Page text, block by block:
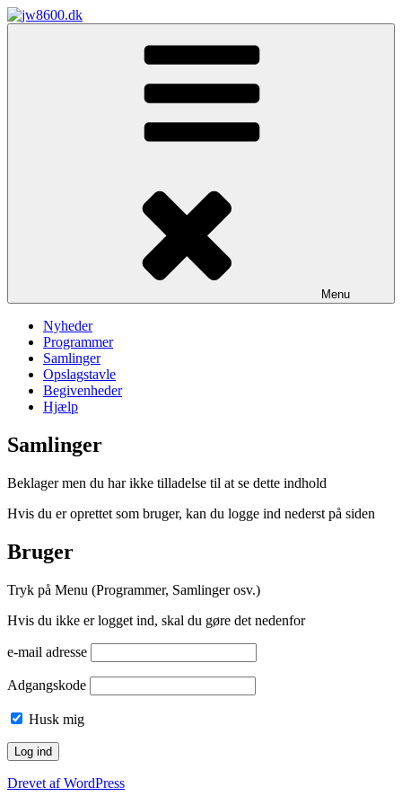
Videre
til
Menu
Nyheder
Programmer
Samlinger
Opslagstavle
Begivenheder
Hjælp
Samlinger
Beklager men du har ikke tilladelse til at se dette indhold
Hvis du er oprettet som bruger, kan du logge ind nederst på siden
Bruger
Tryk på Menu (Programmer, Samlinger osv.)
Hvis du ikke er logget ind, skal du gøre det nedenfor
e-mail adresse
Adgangskode
Husk mig
Drevet af WordPress